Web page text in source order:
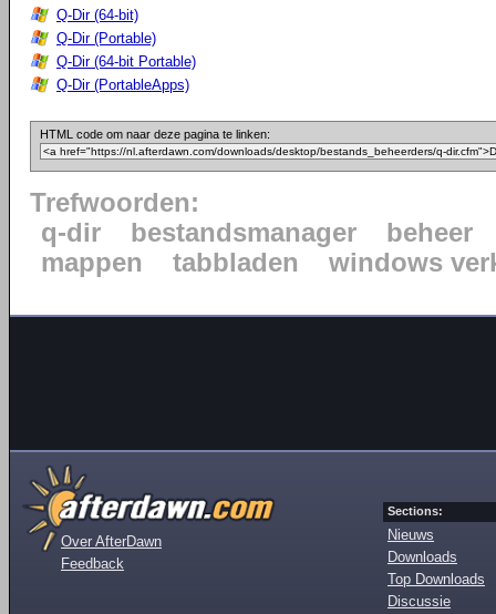
Q-Dir (64-bit)
Q-Dir (Portable)
Q-Dir (64-bit Portable)
Q-Dir (PortableApps)
HTML code om naar deze pagina te linken:
Trefwoorden:
q-dir
bestandsmanager
beheer
mappen
tabbladen windows
Over AfterDawn
Feedback
Sections:
Nieuws
Downloads
Top Downloads
Discussie